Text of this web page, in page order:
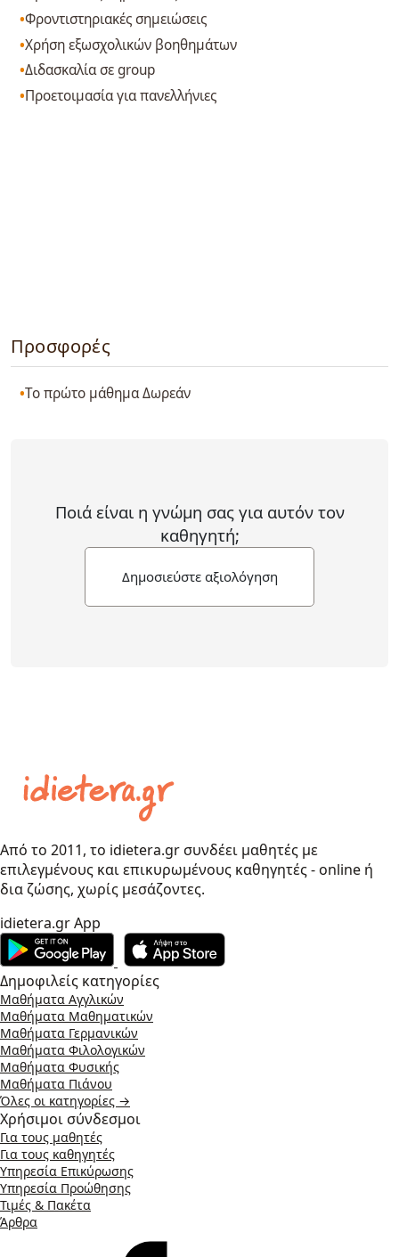
Φροντιστηριακές σημειώσεις
Χρήση εξωσχολικών βοηθημάτων
Διδασκαλία σε group
Προετοιμασία για πανελλήνιες
Προσφορές
Το πρώτο μάθημα Δωρεάν
Ποιά είναι η γνώμη σας για αυτόν τον
καθηγητή;
Δημοσιεύστε αξιολόγηση
Από το 2011, το idietera.gr συνδέει μαθητές με
επιλεγμένους και επικυρωμένους καθηγητές - online ή
δια ζώσης, χωρίς μεσάζοντες.
idietera.gr App
Δημοφιλείς κατηγορίες
Μαθήματα Αγγλικών
Μαθήματα Μαθηματικών
Μαθήματα Γερμανικών
Μαθήματα Φιλολογικών
Μαθήματα Φυσικής
Μαθήματα Πιάνου
Όλες οι κατηγορίες →
Χρήσιμοι σύνδεσμοι
Για τους μαθητές
Για τους καθηγητές
Υπηρεσία Επικύρωσης
Υπηρεσία Προώθησης
Τιμές & Πακέτα
Άρθρα